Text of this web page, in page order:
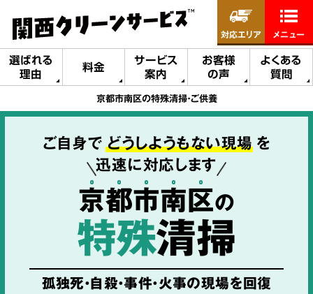
選ばれる
理由
料金
サービス
案内
お客様
の声
よくある
質問
対応エリア メニュー
京都市南区の特殊清掃・ご供養
ご自身で どうしようもない現場 を
迅速に対応します
京都市南区の
特殊清掃
孤独死・自殺・事件・火事の現場を回復